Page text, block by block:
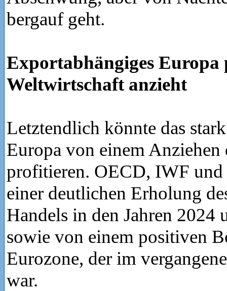
bergauf geht.
Exportabhängiges
Weltwirtschaft anzieht
Letztendlich könnte das
Europa von einem Anziehen
profitieren. OECD, IWF
einer deutlichen Erholung
Handels in den Jahren 2024
sowie von einem positiven
Eurozone, der im
war.